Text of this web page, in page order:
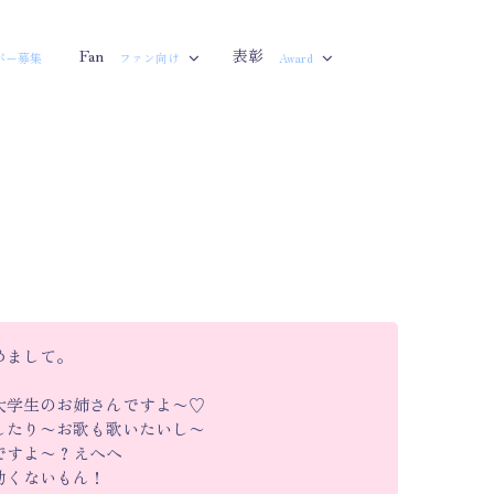
ー募集 Fan ファン向け 表彰 Award
して。
学生のお姉さんですよ〜♡
り〜お歌も歌いたいし〜
よ〜？えへへ
ないもん！